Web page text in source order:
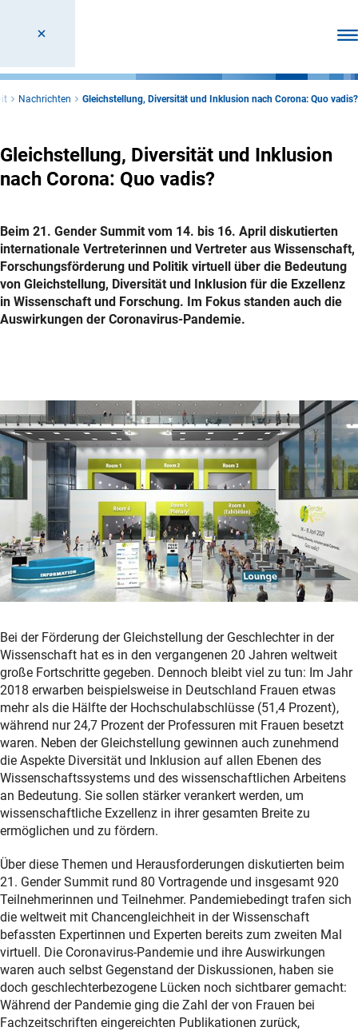
Nachrichten Gleichstellung, Diversität und Inklusion nach Corona: Quo vadis?
Gleichstellung, Diversität und Inklusion
nach Corona: Quo vadis?
Beim 21. Gender Summit vom 14. bis 16. April diskutierten
internationale Vertreterinnen und Vertreter aus Wissenschaft,
Forschungsförderung und Politik virtuell über die Bedeutung
von Gleichstellung, Diversität und Inklusion für die Exzellenz
in Wissenschaft und Forschung. Im Fokus standen auch die
Auswirkungen der Coronavirus-Pandemie.
Bei der Förderung der Gleichstellung der Geschlechter in der
Wissenschaft hat es in den vergangenen 20 Jahren weltweit
große Fortschritte gegeben. Dennoch bleibt viel zu tun: Im Jahr
2018 erwarben beispielsweise in Deutschland Frauen etwas
mehr als die Hälfte der Hochschulabschlüsse (51,4 Prozent),
während nur 24,7 Prozent der Professuren mit Frauen besetzt
waren. Neben der Gleichstellung gewinnen auch zunehmend
die Aspekte Diversität und Inklusion auf allen Ebenen des
Wissenschaftssystems und des wissenschaftlichen Arbeitens
an Bedeutung. Sie sollen stärker verankert werden, um
wissenschaftliche Exzellenz in ihrer gesamten Breite zu
ermöglichen und zu fördern.
Über diese Themen und Herausforderungen diskutierten beim
21. Gender Summit rund 80 Vortragende und insgesamt 920
Teilnehmerinnen und Teilnehmer. Pandemiebedingt trafen sich
die weltweit mit Chancengleichheit in der Wissenschaft
befassten Expertinnen und Experten bereits zum zweiten Mal
virtuell. Die Coronavirus-Pandemie und ihre Auswirkungen
waren auch selbst Gegenstand der Diskussionen, haben sie
doch geschlechterbezogene Lücken noch sichtbarer gemacht:
Während der Pandemie ging die Zahl der von Frauen bei
Fachzeitschriften eingereichten Publikationen zurück,